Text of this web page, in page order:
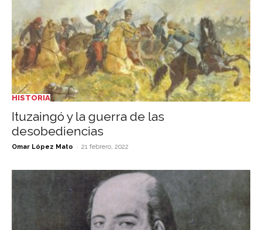
HISTORIA
Ituzaingó y la guerra de las
desobediencias
Omar López Mato - 21 febrero, 2022